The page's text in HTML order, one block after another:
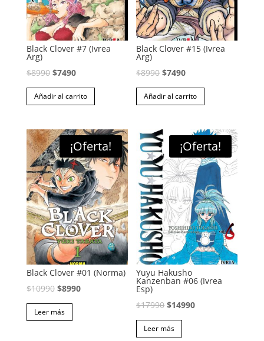
Black Clover #7 (Ivrea
Arg)
$8990 El
precio
original
$8990.
$7490El
precio
actual
$7490.
Añadir al carrito
Black Clover #15 (Ivrea
Arg)
$8990 El
precio
original
$8990.
$7490El
precio
actual
$7490.
Añadir al carrito
¡Oferta!
Black Clover #01 (Norma)
$10990 El
precio
original
$8990El
Leer más
¡Oferta!
Yuyu Hakusho
Kanzenban #06 (Ivrea
Esp)
$17990 El
precio
original
$14990El
Leer más